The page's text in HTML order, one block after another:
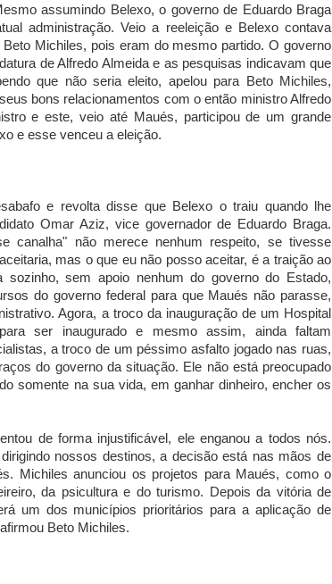
assumindo Belexo, o governo de Eduardo Braga
administração. Veio a reeleição e Belexo contava
Michiles, pois eram do mesmo partido. O governo
de Alfredo Almeida e as pesquisas indicavam que
que não seria eleito, apelou para Beto Michiles,
bons relacionamentos com o então ministro Alfredo
e este, veio até Maués, participou de um grande
e esse venceu a eleição.
e revolta disse que Belexo o traiu quando lhe
Omar Aziz, vice governador de Eduardo Braga.
canalha" não merece nenhum respeito, se tivesse
mas o que eu não posso aceitar, é a traição ao
sozinho, sem apoio nenhum do governo do Estado,
do governo federal para que Maués não parasse,
Agora, a troco da inauguração de um Hospital
ser inaugurado e mesmo assim, ainda faltam
a troco de um péssimo asfalto jogado nas ruas,
do governo da situação. Ele não está preocupado
somente na sua vida, em ganhar dinheiro, encher os
de forma injustificável, ele enganou a todos nós.
nossos destinos, a decisão está nas mãos de
Michiles anunciou os projetos para Maués, como o
da psicultura e do turismo. Depois da vitória de
um dos municípios prioritários para a aplicação de
Beto Michiles.